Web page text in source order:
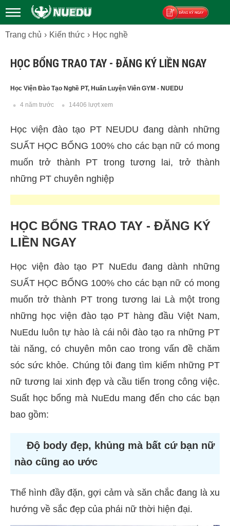
Trang chủ Kiến thức Học nghề
HỌC BỔNG TRAO TAY - ĐĂNG KÝ LIỀN NGAY
Học Viện Đào Tạo Nghề PT, Huấn Luyện Viên GYM - NUEDU
4 năm trước 14406 lượt xem
Học viện đào tạo PT NEUDU đang dành những
SUẤT HỌC BỔNG 100% cho các bạn nữ có mong
muốn trở thành PT trong tương lai, trở thành
những PT chuyên nghiệp
HỌC BỔNG TRAO TAY - ĐĂNG KÝ
LIỀN NGAY
Học viện đào tạo PT NuEdu đang dành những
SUẤT HỌC BỔNG 100% cho các bạn nữ có mong
muốn trở thành PT trong tương lai Là một trong
những học viện đào tạo PT hàng đầu Việt Nam,
NuEdu luôn tự hào là cái nôi đào tạo ra những PT
tài năng, có chuyên môn cao trong vấn đề chăm
sóc sức khỏe. Chúng tôi đang tìm kiếm những PT
nữ tương lai xinh đẹp và cầu tiến trong công việc.
Suất học bổng mà NuEdu mang đến cho các bạn
bao gồm:
Độ body đẹp, khủng mà bất cứ bạn nữ
nào cũng ao ước
Thể hình đầy đặn, gợi cảm và săn chắc đang là xu
hướng về sắc đẹp của phái nữ thời hiện đại.